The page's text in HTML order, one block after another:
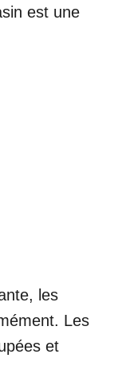
est une
les
Les
et